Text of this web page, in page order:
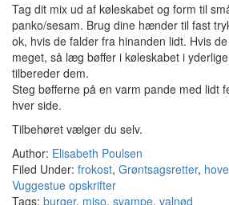
Tag dit mix ud af køleskabet og form til
panko/sesam. Brug dine hænder til fast
ok, hvis de falder fra hinanden lidt. Hvis de
meget, så læg bøffer i køleskabet i
tilbereder dem.
Steg bøfferne på en varm pande med lidt
hver side.
Tilbehøret vælger du selv.
Author: Elisabeth Poulsen
Filed Under: frokost, Grøntsagsretter,
Vuggestue opskrifter
Tags: burger, miso, svampe, valnød